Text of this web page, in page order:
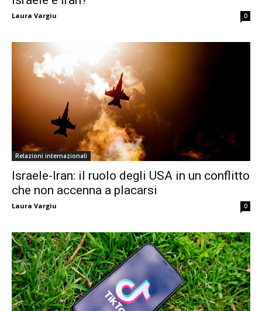
Laura Vargiu 0
Relazioni internazionali
Israele-Iran: il ruolo degli USA in un conflitto
che non accenna a placarsi
Laura Vargiu 0